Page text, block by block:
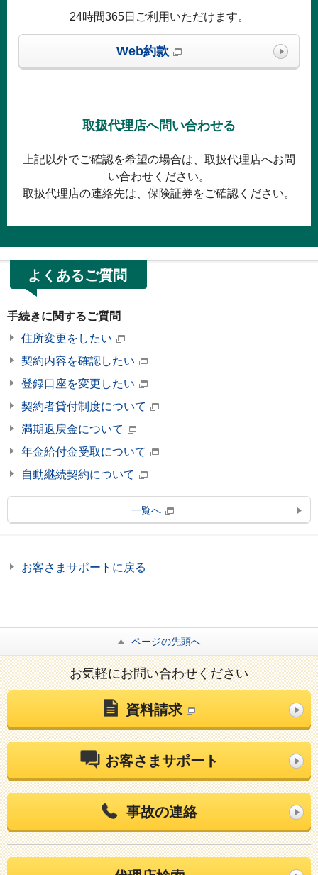
24時間365日ご利用いただけます。
Web約款
取扱代理店へ問い合わせる
上記以外でご確認を希望の場合は、取扱代理店へお問
い合わせください。
取扱代理店の連絡先は、保険証券をご確認ください。
よくあるご質問
手続きに関するご質問
住所変更をしたい
契約内容を確認したい
登録口座を変更したい
契約者貸付制度について
満期返戻金について
年金給付金受取について
自動継続契約について
一覧へ
お客さまサポートに戻る
ページの先頭へ
お気軽にお問い合わせください
資料請求
お客さまサポート
事故の連絡